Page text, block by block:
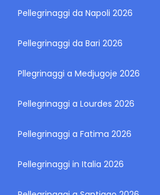
Pellegrinaggi da Napoli 2026
Pellegrinaggi da Bari 2026
Pllegrinaggi a Medjugoje 2026
Pellegrinaggi a Lourdes 2026
Pellegrinaggi a Fatima 2026
Pellegrinaggi in Italia 2026